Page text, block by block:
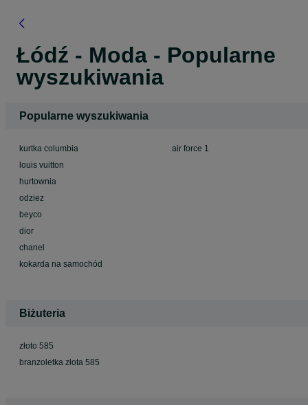
Łódź - Moda - Popularne
wyszukiwania
Popularne wyszukiwania
kurtka columbia
louis vuitton
hurtownia
odziez
beyco
dior
chanel
kokarda na samochód
air force 1
Biżuteria
złoto 585
branzoletka złota 585